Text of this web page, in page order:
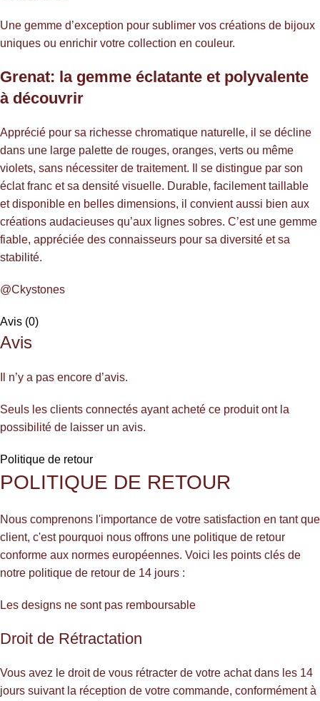
Une gemme d’exception pour sublimer vos créations de bijoux
uniques ou enrichir votre collection en couleur.
Grenat: la gemme éclatante et polyvalente
à découvrir
Apprécié pour sa richesse chromatique naturelle, il se décline
dans une large palette de rouges, oranges, verts ou même
violets, sans nécessiter de traitement. Il se distingue par son
éclat franc et sa densité visuelle. Durable, facilement taillable
et disponible en belles dimensions, il convient aussi bien aux
créations audacieuses qu’aux lignes sobres. C’est une gemme
fiable, appréciée des connaisseurs pour sa diversité et sa
stabilité.
@Ckystones
Avis (0)
Avis
Il n’y a pas encore d’avis.
Seuls les clients connectés ayant acheté ce produit ont la
possibilité de laisser un avis.
Politique de retour
POLITIQUE DE RETOUR
Nous comprenons l'importance de votre satisfaction en tant que
client, c'est pourquoi nous offrons une politique de retour
conforme aux normes européennes. Voici les points clés de
notre politique de retour de 14 jours :
Les designs ne sont pas remboursable
Droit de Rétractation
Vous avez le droit de vous rétracter de votre achat dans les 14
jours suivant la réception de votre commande, conformément à